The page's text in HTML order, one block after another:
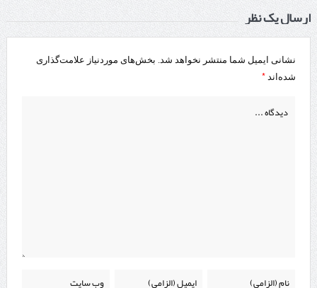
ارسال یک نظر
نشانی ایمیل شما منتشر نخواهد شد. بخش‌های موردنیاز علامت‌گذاری
شده‌اند *